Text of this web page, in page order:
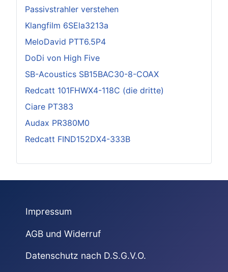
Passivstrahler verstehen
Klangfilm 6SEla3213a
MeloDavid PTT6.5P4
DoDi von High Five
SB-Acoustics SB15BAC30-8-COAX
Redcatt 101FHWX4-118C (die dritte)
Ciare PT383
Audax PR380M0
Redcatt FIND152DX4-333B
Impressum
AGB und Widerruf
Datenschutz nach D.S.G.V.O.